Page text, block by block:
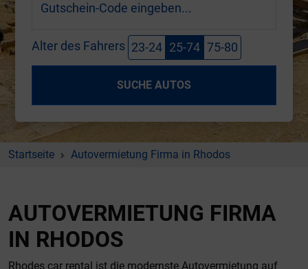
Gutschein-Code eingeben...
Alter des Fahrers 23-24 25-74 75-80
SUCHE AUTOS
Startseite Autovermietung Firma in Rhodos
AUTOVERMIETUNG FIRMA
IN RHODOS
Rhodes car rental ist die modernste Autovermietung auf